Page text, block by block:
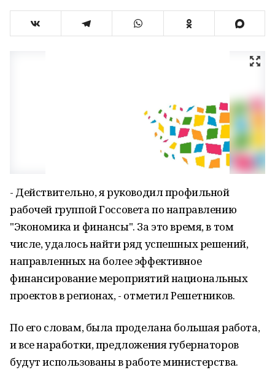
- Действительно, я руководил профильной
рабочей группой Госсовета по направлению
"Экономика и финансы". За это время, в том
числе, удалось найти ряд успешных решений,
направленных на более эффективное
финансирование мероприятий национальных
проектов в регионах, - отметил Решетников.
По его словам, была проделана большая работа,
и все наработки, предложения губернаторов
будут использованы в работе министерства.